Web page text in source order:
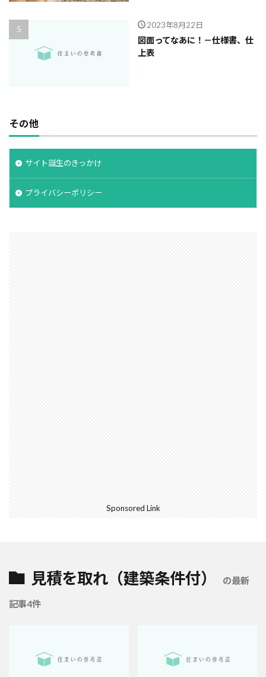
2023年8月22日
図面ってなあに！－仕様書、仕
上表
その他
サイト誕生のきっかけ
プライバシーポリシー
Sponsored Link
見積を取れ（建築条件付） の最新
記事4件